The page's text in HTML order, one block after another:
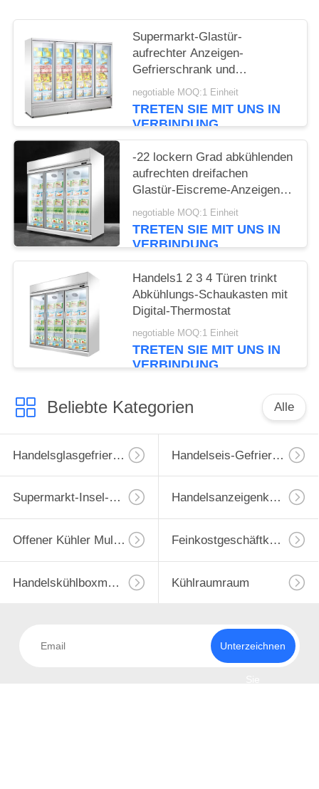
Supermarkt-Glastür-
aufrechter Anzeigen-
Gefrierschrank und
Kühlschrank mit CER
negotiable MOQ:1 Einheit
TRETEN SIE MIT UNS IN
VERBINDUNG
-22 lockern Grad abkühlenden
aufrechten dreifachen
Glastür-Eiscreme-Anzeigen-
Gefrierschrank auf
negotiable MOQ:1 Einheit
TRETEN SIE MIT UNS IN
VERBINDUNG
Handels1 2 3 4 Türen trinkt
Abkühlungs-Schaukasten mit
Digital-Thermostat
negotiable MOQ:1 Einheit
TRETEN SIE MIT UNS IN
VERBINDUNG
Beliebte Kategorien Alle
Handelsglasgefrierschrank Handelseis-Gefrierschrank
Supermarkt-Insel-Gefrierschrank Handelsanzeigenkühlvorrichtung
Offener Kühler Multideck Feinkostgeschäftkühlvitrine
Handelskühlboxmaschine Kühlraumraum
Unterzeichnen